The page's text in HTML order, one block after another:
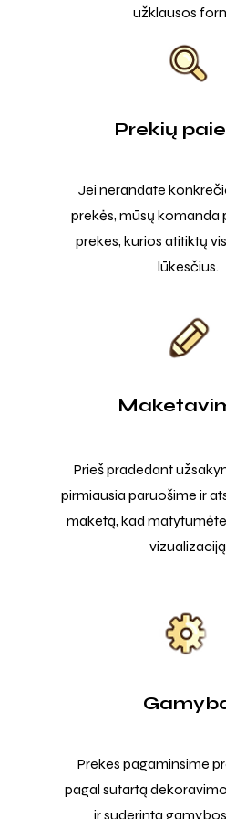
užklausos
Prekių
Jei nerandate
prekės, mūsų komanda
prekes, kurios atitiktų
lūkesčius.
Prieš pradedant
pirmiausia paruošime ir
maketą, kad
vizualizaciją
Prekes pagaminsime
pagal sutartą
ir suderintą